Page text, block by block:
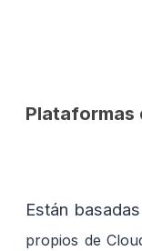
Plataformas
Están
propios de